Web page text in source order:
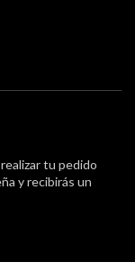
tu pedido
y recibirás un